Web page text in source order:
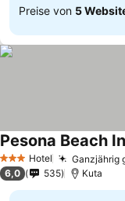
Preise von 5
3 SterneHotel Ganzjährig
Pesona Beach
6,0 535 Kuta